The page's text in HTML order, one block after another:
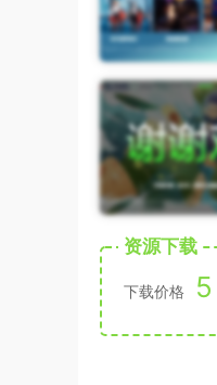
资源下载
下载价格 5